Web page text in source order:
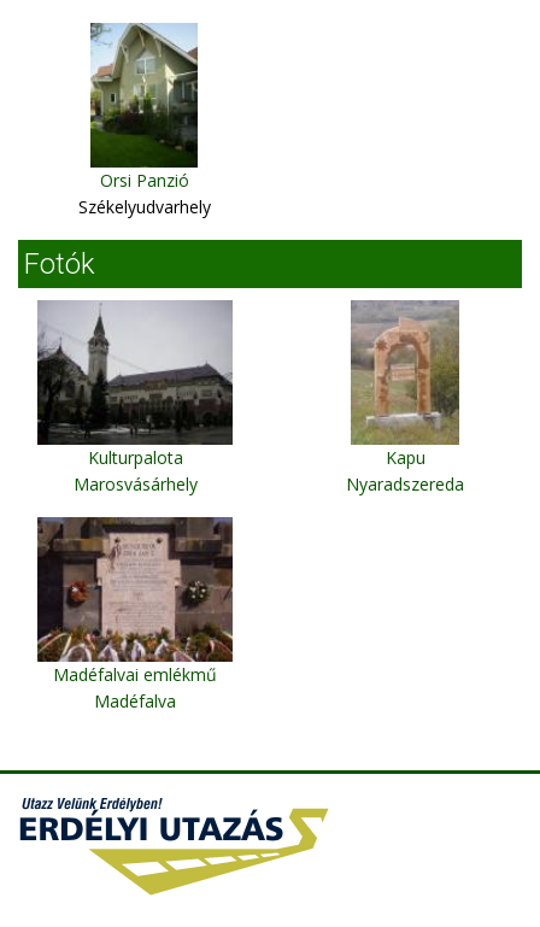
Orsi Panzió
Székelyudvarhely
Fotók
Kulturpalota
Marosvásárhely
Kapu
Nyaradszereda
Madéfalvai emlékmű
Madéfalva